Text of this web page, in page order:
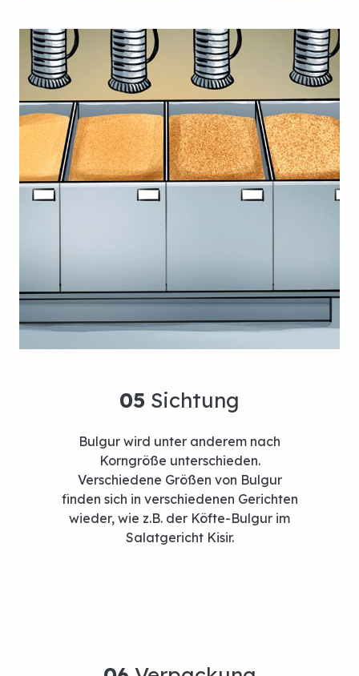
03 Trocknen
Bulgur wird unter anderem nach
Korngröße unterschieden.
Verschiedene Größen von Bulgur
finden sich in verschiedenen Gerichten
wieder, wie z.B. der Köfte-Bulgur im
Salatgericht Kisir.